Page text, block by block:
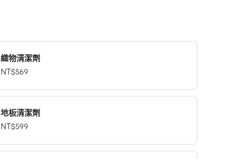
織物清潔劑
NT$569
地板清潔劑
NT$599